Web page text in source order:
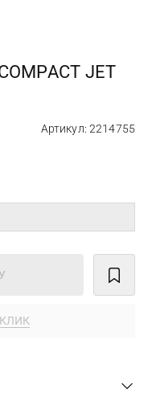
JET
Артикул: 2214755